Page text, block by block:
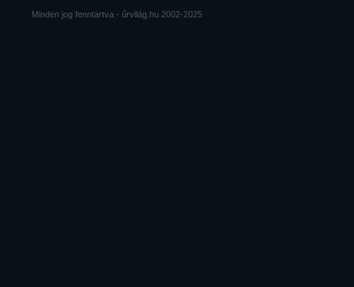
Minden jog fenntartva - űrvilág.hu 2002-2025